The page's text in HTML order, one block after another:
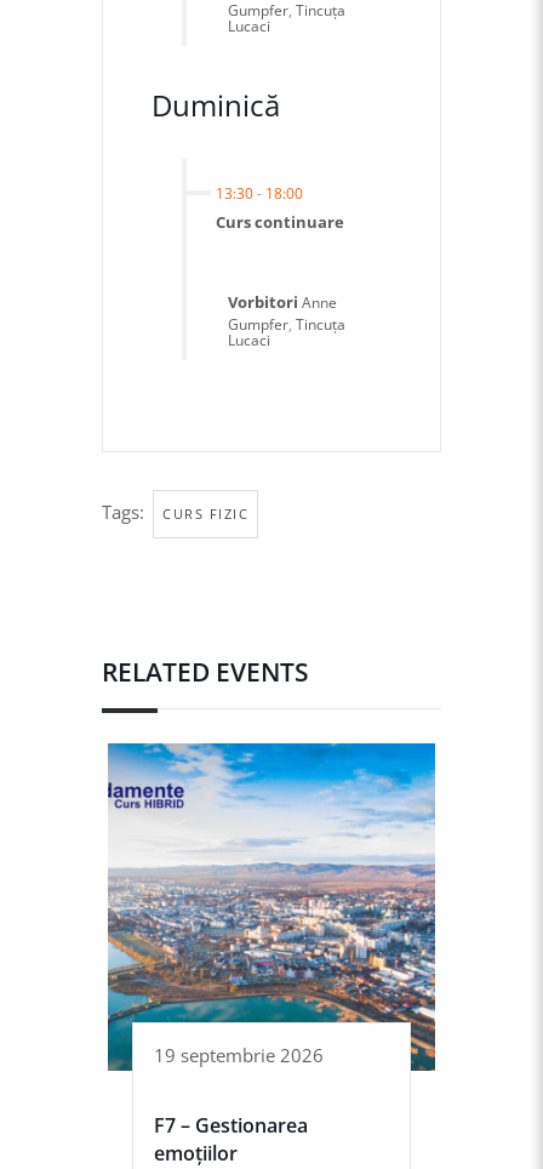
Gumpfer, Tincuța
Lucaci
Duminică
13:30- 18:00
Curs continuare
Vorbitori Anne
Gumpfer, Tincuța
Lucaci
Tags: CURS FIZIC
RELATED EVENTS
19 septembrie 2026
F7 – Gestionarea
emoțiilor